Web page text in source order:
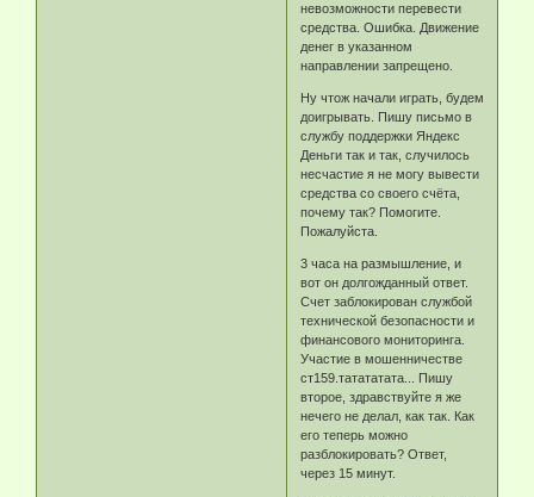
невозможности перевести
средства. Ошибка. Движение
денег в указанном
направлении запрещено.
Ну чтож начали играть, будем
доигрывать. Пишу письмо в
службу поддержки Яндекс
Деньги так и так, случилось
несчастие я не могу вывести
средства со своего счёта,
почему так? Помогите.
Пожалуйста.
3 часа на размышление, и
вот он долгожданный ответ.
Счет заблокирован службой
технической безопасности и
финансового мониторинга.
Участие в мошенничестве
ст159.татататата... Пишу
второе, здравствуйте я же
нечего не делал, как так. Как
его теперь можно
разблокировать? Ответ,
через 15 минут.